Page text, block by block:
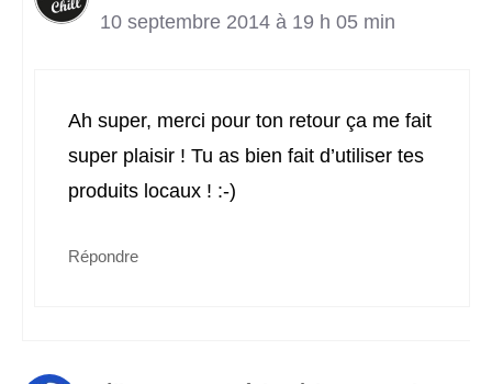
10 septembre 2014 à 19 h 05 min
Ah super, merci pour ton retour ça me fait
super plaisir ! Tu as bien fait d’utiliser tes
produits locaux ! :-)
Répondre